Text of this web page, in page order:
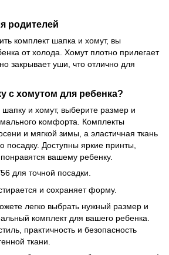
родителей
комплект шапка и хомут, вы
от холода. Хомут плотно прилегает
закрывает уши, что отлично для
с хомутом для ребенка?
шапку и хомут, выберите размер и
комфорта. Комплекты
и мягкой зимы, а эластичная ткань
посадку. Доступны яркие принты,
вашему ребенку.
для точной посадки.
и сохраняет форму.
легко выбрать нужный размер и
комплект для вашего ребенка.
практичность и безопасность
ткани.